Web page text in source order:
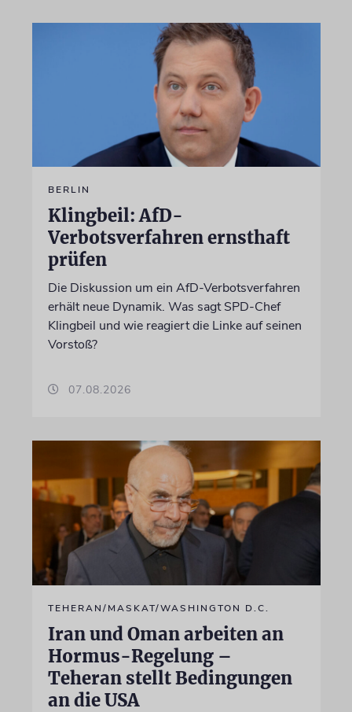
BERLIN
Klingbeil: AfD-
Verbotsverfahren ernsthaft
prüfen
Die Diskussion um ein AfD-Verbotsverfahren
erhält neue Dynamik. Was sagt SPD-Chef
Klingbeil und wie reagiert die Linke auf seinen
Vorstoß?
07.08.2026
TEHERAN/MASKAT/WASHINGTON D.C.
Iran und Oman arbeiten an
Hormus-Regelung –
Teheran stellt Bedingungen
an die USA